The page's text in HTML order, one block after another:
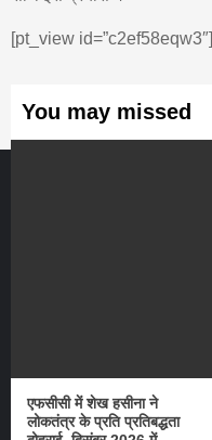
[pt_view id=”c2ef58eqw3″]
You may missed
एफसीसी में शेख हसीना ने
लोकतंत्र के प्रति प्रतिबद्धता